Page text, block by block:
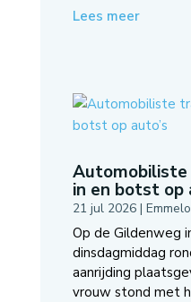
Lees meer
in en botst op
21 jul 2026|
Op de Gildenweg
dinsdagmiddag
aanrijding
vrouw stond met